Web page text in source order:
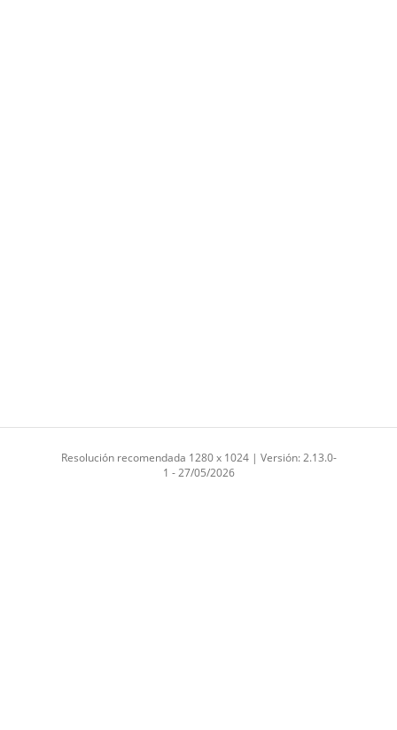
Resolución recomendada 1280 x 1024 | Versión: 2.13.0-
1 - 27/05/2026